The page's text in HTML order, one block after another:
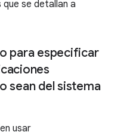
se detallan a
para especificar
sean del sistema
usar